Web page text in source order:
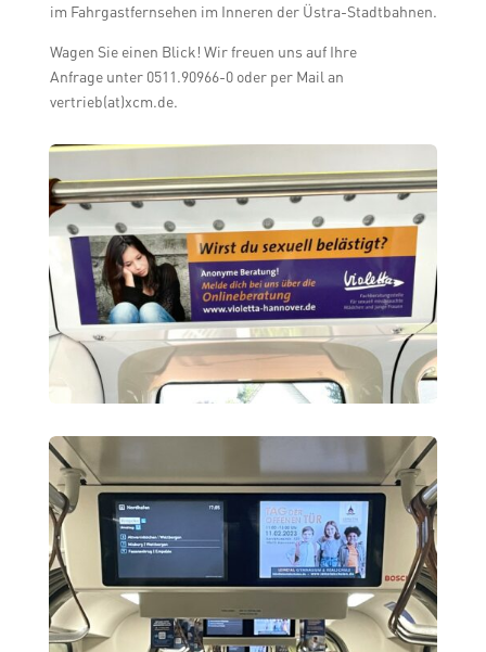
im Fahrgastfernsehen im Inneren der Üstra-Stadtbahnen.
Wagen Sie einen Blick! Wir freuen uns auf Ihre
Anfrage unter 0511.90966-0 oder per Mail an
vertrieb(at)xcm.de.